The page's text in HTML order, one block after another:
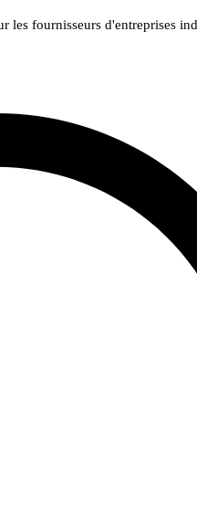
les fournisseurs d'entreprises